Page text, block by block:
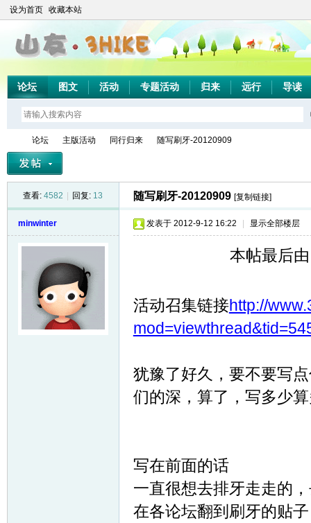
设为首页 收藏本站
论坛 图文 活动 专题活动 归来 远行 导读
论坛
›
主版活动
›
同行归来
›
随写刷牙-20120909
查看: 4582 回复: 13 随写刷牙-20120909 [复制链接]
minwinter 发表于 2012-9-12 16:22 显示全部楼层
本帖最后
活动召集链接http://
犹豫了好久，要不要写
们的深，算了，写多少
写在前面的话
一直很想去排牙走走的
在各论坛翻到刷牙的贴